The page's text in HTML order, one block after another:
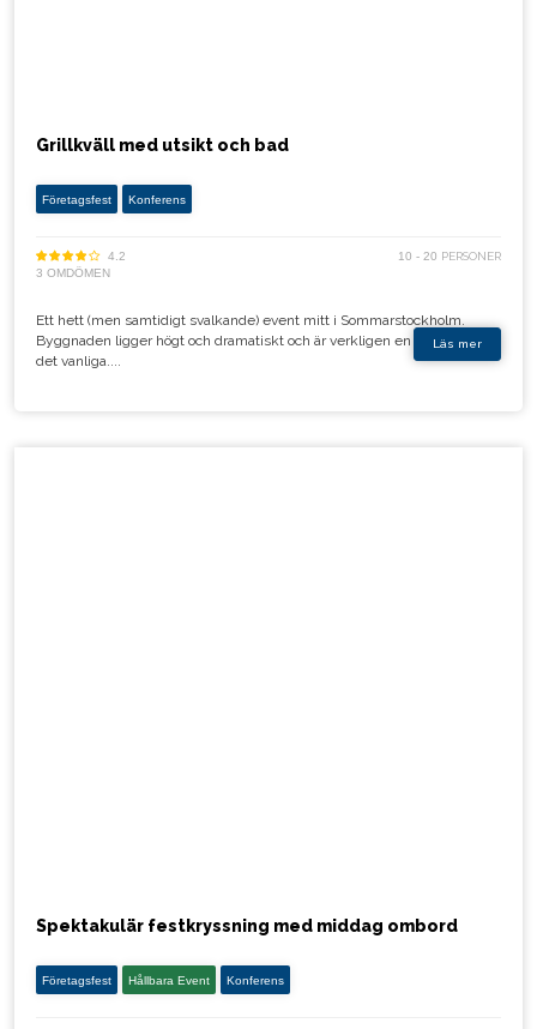
Grillkväll med utsikt och bad
Företagsfest Konferens
4.2 10 - 20 PERSONER
3 OMDÖMEN
Ett hett (men samtidigt svalkande) event mitt i Sommarstockholm.
Byggnaden ligger högt och dramatiskt och är verkligen en plats utöver
det vanliga....
Läs mer
Spektakulär festkryssning med middag ombord
Företagsfest Hållbara Event Konferens